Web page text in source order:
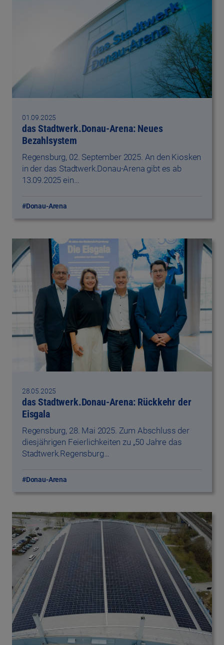
01.09.2025
das Stadtwerk.Donau-Arena: Neues
Bezahlsystem
Regensburg, 02. September 2025.‎ An den Kiosken
in der das Stadtwerk.Donau-Arena gibt es ab
13.09.2025 ein…
#Donau-Arena
28.05.2025
das Stadtwerk.Donau-Arena: Rückkehr der
Eisgala
Regensburg, 28. Mai 2025. Zum Abschluss der
diesjährigen Feierlichkeiten zu „50 Jahre das
Stadtwerk.Regensburg…
#Donau-Arena